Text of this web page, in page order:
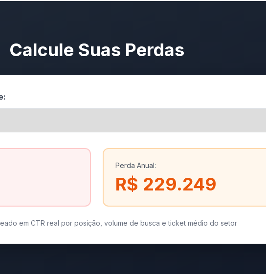
Calcule Suas Perdas
Perda Anual:
R$ 229.249
em CTR real por posição, volume de busca e ticket médio do setor